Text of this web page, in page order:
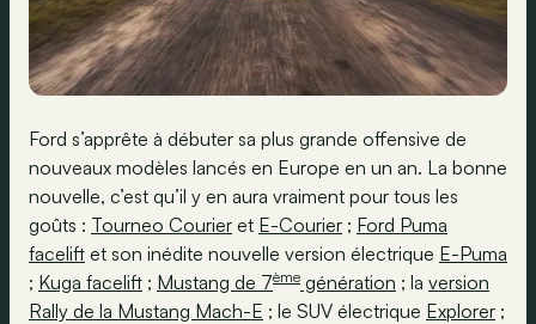
Ford s’apprête à débuter sa plus grande offensive de
nouveaux modèles lancés en Europe en un an. La bonne
nouvelle, c’est qu’il y en aura vraiment pour tous les
goûts : Tourneo Courier et E-Courier ; Ford Puma
facelift et son inédite nouvelle version électrique E-Puma
; Kuga facelift ; Mustang de 7ème génération ; la version
Rally de la Mustang Mach-E ; le SUV électrique Explorer ;